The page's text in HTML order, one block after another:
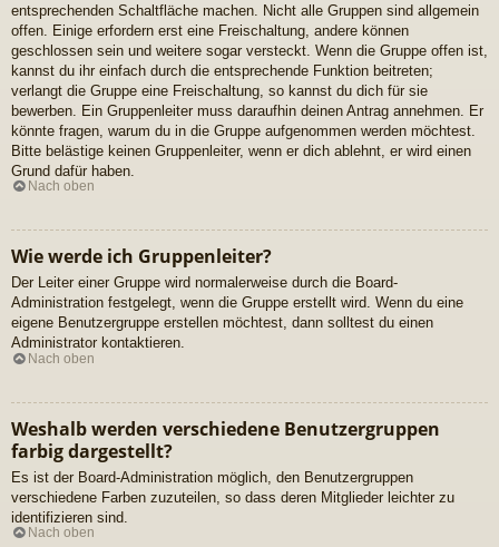
entsprechenden Schaltfläche machen. Nicht alle Gruppen sind allgemein
offen. Einige erfordern erst eine Freischaltung, andere können
geschlossen sein und weitere sogar versteckt. Wenn die Gruppe offen ist,
kannst du ihr einfach durch die entsprechende Funktion beitreten;
verlangt die Gruppe eine Freischaltung, so kannst du dich für sie
bewerben. Ein Gruppenleiter muss daraufhin deinen Antrag annehmen. Er
könnte fragen, warum du in die Gruppe aufgenommen werden möchtest.
Bitte belästige keinen Gruppenleiter, wenn er dich ablehnt, er wird einen
Grund dafür haben.
Nach oben
Wie werde ich Gruppenleiter?
Der Leiter einer Gruppe wird normalerweise durch die Board-
Administration festgelegt, wenn die Gruppe erstellt wird. Wenn du eine
eigene Benutzergruppe erstellen möchtest, dann solltest du einen
Administrator kontaktieren.
Nach oben
Weshalb werden verschiedene Benutzergruppen
farbig dargestellt?
Es ist der Board-Administration möglich, den Benutzergruppen
verschiedene Farben zuzuteilen, so dass deren Mitglieder leichter zu
identifizieren sind.
Nach oben